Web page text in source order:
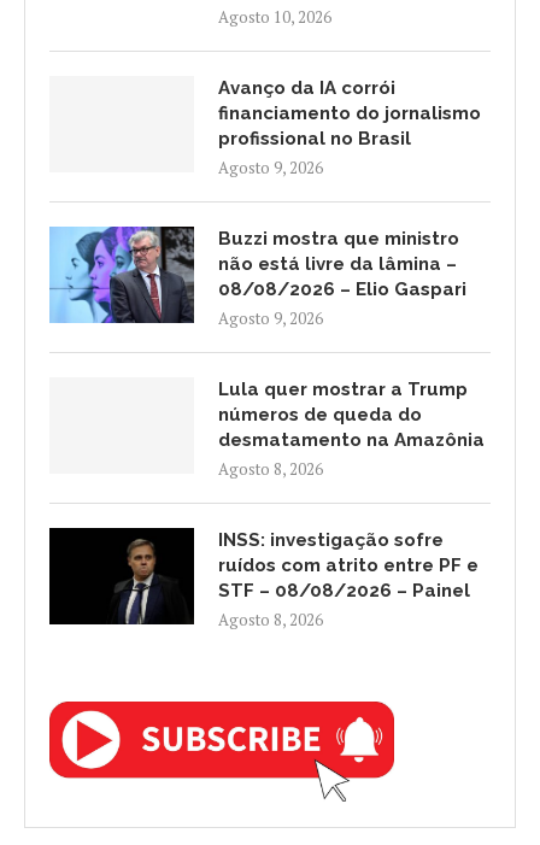
Agosto 10, 2026
Avanço da IA corrói
financiamento do jornalismo
profissional no Brasil
Agosto 9, 2026
Buzzi mostra que ministro
não está livre da lâmina –
08/08/2026 – Elio Gaspari
Agosto 9, 2026
Lula quer mostrar a Trump
números de queda do
desmatamento na Amazônia
Agosto 8, 2026
INSS: investigação sofre
ruídos com atrito entre PF e
STF – 08/08/2026 – Painel
Agosto 8, 2026